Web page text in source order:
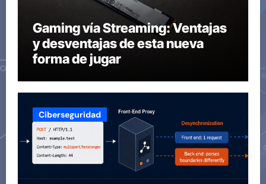
Gaming vía Streaming: Ventajas
y desventajas de esta nueva
forma de jugar
Ciberseguridad